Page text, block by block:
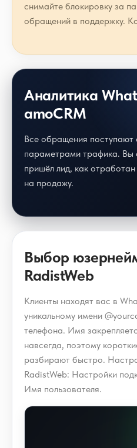
снимайте блокировку за
обращений в поддержку.
Аналитика
amoCRM
Все обращения поступают
параметрами трафика. Вы
пришёл лид, как
на продажу.
Выбор
RadistWeb
Клиенты находят вас в
уникальному имени
телефона. Имя
навсегда, поэтому
разбирают быстро.
RadistWeb: Настройки
Имя пользователя.